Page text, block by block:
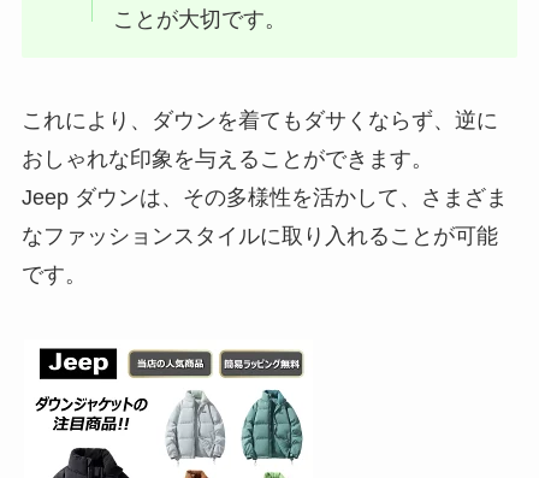
ことが大切です。
これにより、ダウンを着てもダサくならず、逆に
おしゃれな印象を与えることができます。
Jeep ダウンは、その多様性を活かして、さまざま
なファッションスタイルに取り入れることが可能
です。